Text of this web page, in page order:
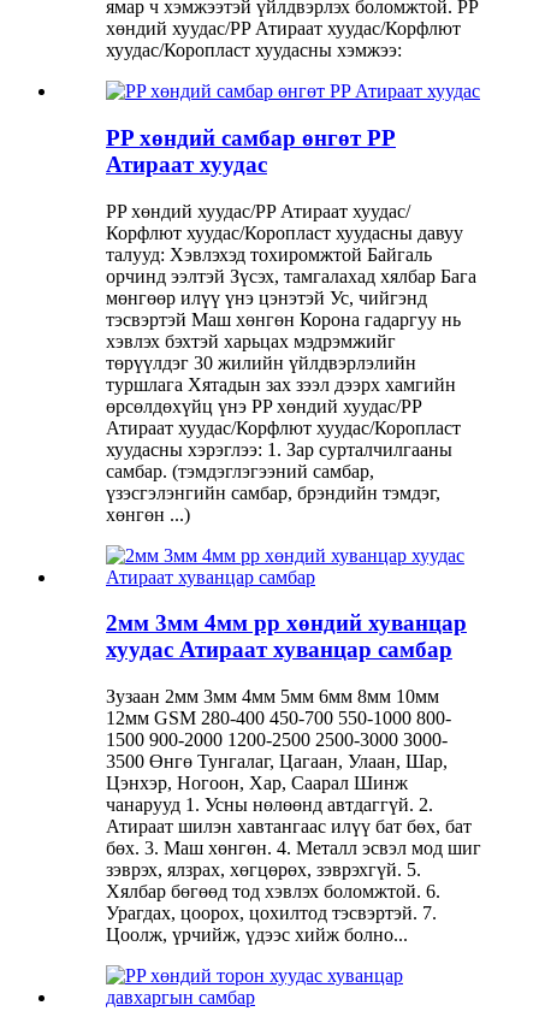
ямар ч хэмжээтэй үйлдвэрлэх боломжтой. PP
хөндий хуудас/PP Атираат хуудас/Корфлют
хуудас/Коропласт хуудасны хэмжээ:
PP хөндий самбар өнгөт PP
Атираат хуудас
PP хөндий хуудас/PP Атираат хуудас/
Корфлют хуудас/Коропласт хуудасны давуу
талууд: Хэвлэхэд тохиромжтой Байгаль
орчинд ээлтэй Зүсэх, тамгалахад хялбар Бага
мөнгөөр ​​илүү үнэ цэнэтэй Ус, чийгэнд
тэсвэртэй Маш хөнгөн Корона гадаргуу нь
хэвлэх бэхтэй харьцах мэдрэмжийг
төрүүлдэг 30 жилийн үйлдвэрлэлийн
туршлага Хятадын зах зээл дээрх хамгийн
өрсөлдөхүйц үнэ PP хөндий хуудас/PP
Атираат хуудас/Корфлют хуудас/Коропласт
хуудасны хэрэглээ: 1. Зар сурталчилгааны
самбар. (тэмдэглэгээний самбар,
үзэсгэлэнгийн самбар, брэндийн тэмдэг,
хөнгөн ...)
2мм 3мм 4мм pp хөндий хуванцар
хуудас Атираат хуванцар самбар
Зузаан 2мм 3мм 4мм 5мм 6мм 8мм 10мм
12мм GSM 280-400 450-700 550-1000 800-
1500 900-2000 1200-2500 2500-3000 3000-
3500 Өнгө Тунгалаг, Цагаан, Улаан, Шар,
Цэнхэр, Ногоон, Хар, Саарал Шинж
чанарууд 1. Усны нөлөөнд автдаггүй. 2.
Атираат шилэн хавтангаас илүү бат бөх, бат
бөх. 3. Маш хөнгөн. 4. Металл эсвэл мод шиг
зэврэх, ялзрах, хөгцөрөх, зэврэхгүй. 5.
Хялбар бөгөөд тод хэвлэх боломжтой. 6.
Урагдах, цоорох, цохилтод тэсвэртэй. 7.
Цоолж, үрчийж, үдээс хийж болно...